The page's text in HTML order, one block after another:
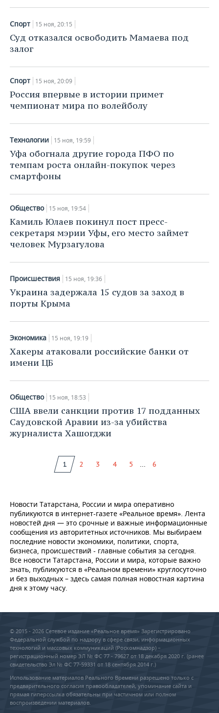
Спорт 15 ноя, 20:15
Суд отказался освободить Мамаева под
залог
Спорт 15 ноя, 20:09
Россия впервые в истории примет
чемпионат мира по волейболу
Технологии 15 ноя, 19:59
Уфа обогнала другие города ПФО по
темпам роста онлайн-покупок через
смартфоны
Общество 15 ноя, 19:54
Камиль Юлаев покинул пост пресс-
секретаря мэрии Уфы, его место займет
человек Мурзагулова
Происшествия 15 ноя, 19:36
Украина задержала 15 судов за заход в
порты Крыма
Экономика 15 ноя, 19:19
Хакеры атаковали российские банки от
имени ЦБ
Общество 15 ноя, 18:53
США ввели санкции против 17 подданных
Саудовской Аравии из-за убийства
журналиста Хашогджи
1 2 3 4 5 6
Новости Татарстана, России и мира оперативно
публикуются в интернет-газете «Реальное время». Лента
новостей дня — это срочные и важные информационные
сообщения из авторитетных источников. Мы выбираем
последние новости экономики, политики, спорта,
бизнеса, происшествий - главные события за сегодня.
Все новости Татарстана, России и мира, которые важно
знать, публикуются в «Реальном времени» круглосуточно
и без выходных – здесь самая полная новостная картина
дня к этому часу.
© 2015 - 2026 Сетевое издание «Реальное время» Зарегистрировано
Федеральной службой по надзору в сфере связи, информационных
технологий и массовых коммуникаций (Роскомнадзор) –
регистрационный номер ЭЛ № ФС 77 - 79627 от 18 декабря 2020 г. (ранее
свидетельство Эл № ФС 77-59331 от 18 сентября 2014 г.)
Использование материалов Реального Времени разрешено только с
предварительного согласия правообладателей, упоминание сайта и
прямая гиперссылка обязательны при частичном или полном
воспроизведении материалов.